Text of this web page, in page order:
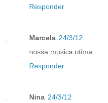
Responder
Marcela 24/3/12
nossa musica otima
Responder
Nina 24/3/12